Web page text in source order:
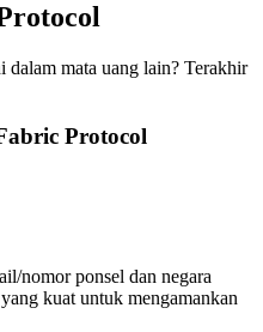
mata uang lain? Terakhir
Protocol
nomor ponsel dan negara
kuat untuk mengamankan